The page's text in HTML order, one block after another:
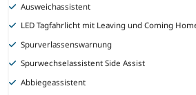
Ausweichassistent
LED Tagfahrlicht mit Leaving und Coming
Spurverlassenswarnung
Spurwechselassistent Side Assist
Abbiegeassistent